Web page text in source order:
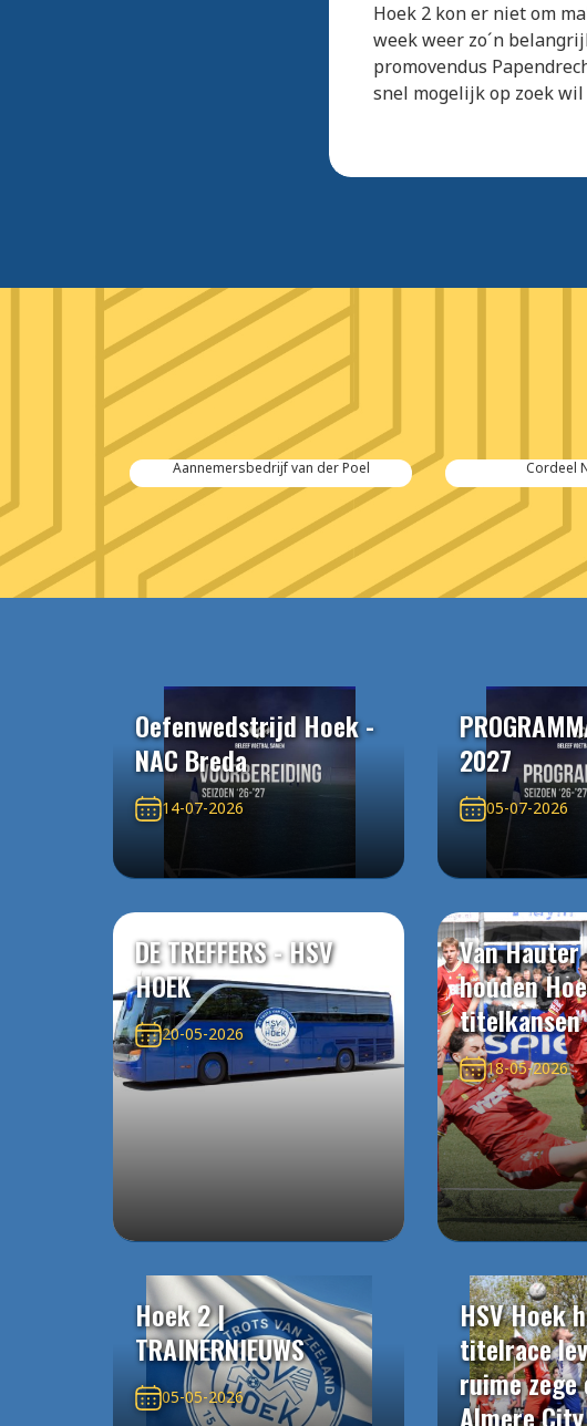
Hoek 2 kon er niet om
week weer zo´n
promovendus
snel mogelijk op zoek
Aannemersbedrijf van der Poel Cordeel
Oefenwedstrijd Hoek -
NAC Breda
14-07-2026
2027
05-07-2026
DE TREFFERS - HSV
HOEK
20-05-2026
Van Hauter
houden
titelkansen
18-05-2026
Hoek 2 |
TRAINERNIEUWS
05-05-2026
HSV Hoek
titelrace
ruime zege
Almere City